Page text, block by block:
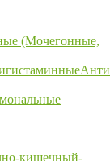
(Мочегонные,
кишечный-